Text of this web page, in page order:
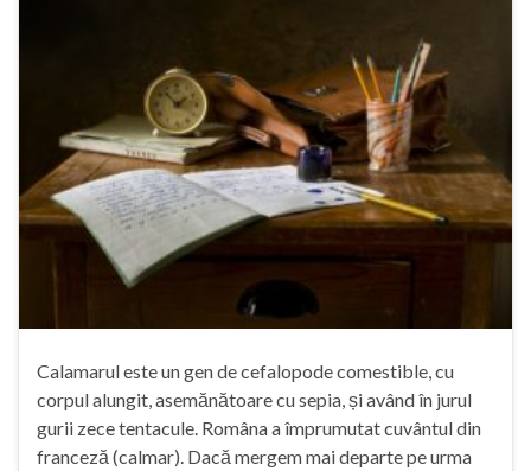
Calamarul este un gen de cefalopode comestible, cu
corpul alungit, asemănătoare cu sepia, și având în jurul
gurii zece tentacule. Româna a împrumutat cuvântul din
franceză (calmar). Dacă mergem mai departe pe urma